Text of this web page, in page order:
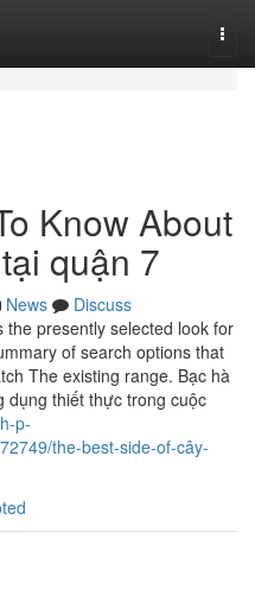
Know About
quận 7
News
Discuss
the presently selected look for
of search options that
The existing range. Bạc hà
dụng thiết thực trong cuộc
p-
the-best-side-of-cây-